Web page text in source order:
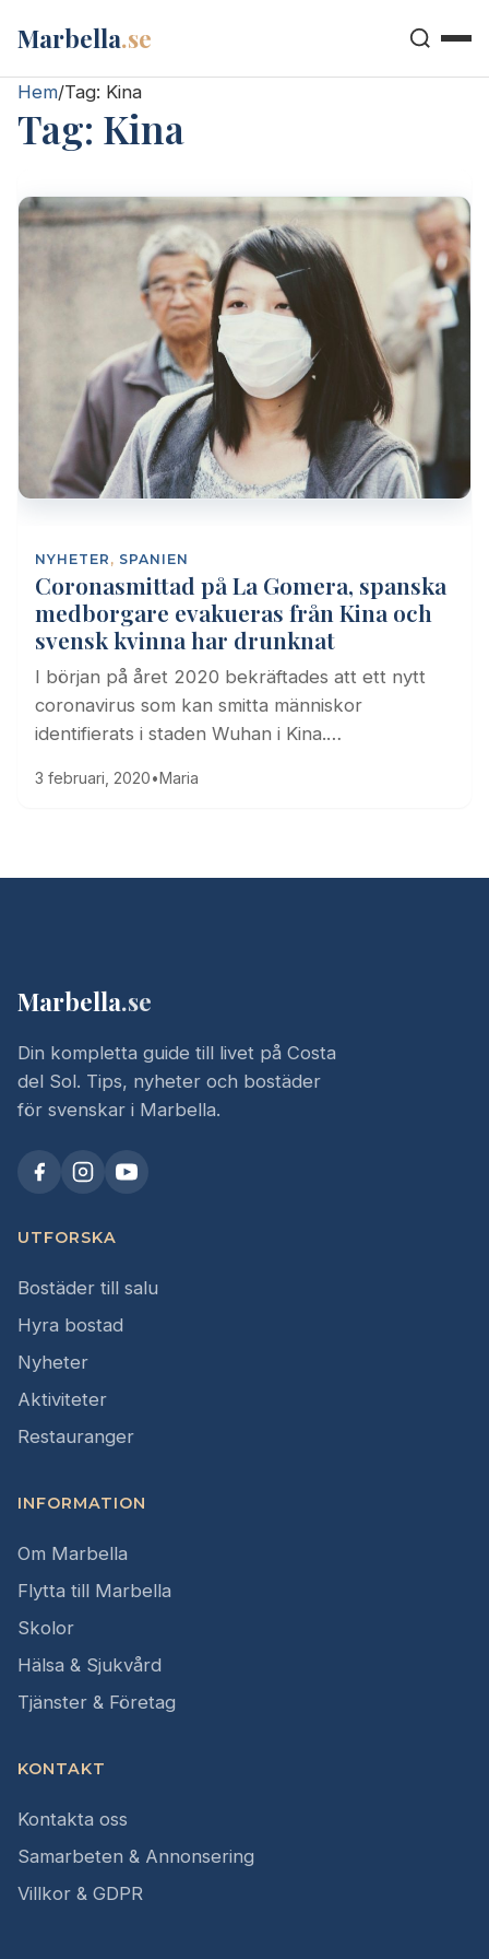
Marbella.se
Hem/Tag: Kina
Tag: Kina
NYHETER , SPANIEN
Coronasmittad på La Gomera, spanska
medborgare evakueras från Kina och
svensk kvinna har drunknat
I början på året 2020 bekräftades att ett nytt
coronavirus som kan smitta människor
identifierats i staden Wuhan i Kina.…
3 februari, 2020•Maria
Marbella.se
Din kompletta guide till livet på Costa
del Sol. Tips, nyheter och bostäder
för svenskar i Marbella.
UTFORSKA
Bostäder till salu
Hyra bostad
Nyheter
Aktiviteter
Restauranger
INFORMATION
Om Marbella
Flytta till Marbella
Skolor
Hälsa & Sjukvård
Tjänster & Företag
KONTAKT
Kontakta oss
Samarbeten & Annonsering
Villkor & GDPR